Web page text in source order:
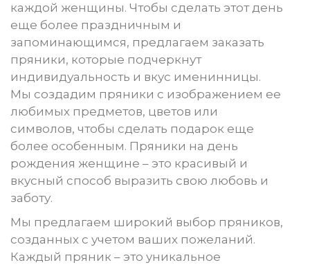
каждой женщины. Чтобы сделать этот день
еще более праздничным и
запоминающимся, предлагаем заказать
пряники, которые подчеркнут
индивидуальность и вкус именинницы.
Мы создадим пряники с изображением ее
любимых предметов, цветов или
символов, чтобы сделать подарок еще
более особенным. Пряники на день
рождения женщине – это красивый и
вкусный способ выразить свою любовь и
заботу.
Мы предлагаем широкий выбор пряников,
созданных с учетом ваших пожеланий.
Каждый пряник – это уникальное